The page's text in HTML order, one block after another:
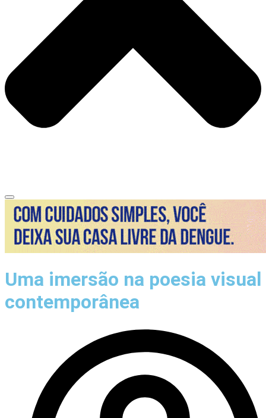
Uma imersão na poesia visual
contemporânea